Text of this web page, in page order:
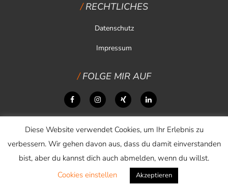
RECHTLICHES
Datenschutz
Impressum
FOLGE MIR AUF
Copyright © 2026 Daniel Wandelt
Diese Website verwendet Cookies, um Ihr Erlebnis zu
verbessern. Wir gehen davon aus, dass du damit einverstanden
bist, aber du kannst dich auch abmelden, wenn du willst.
Cookies einstellen
Akzeptieren